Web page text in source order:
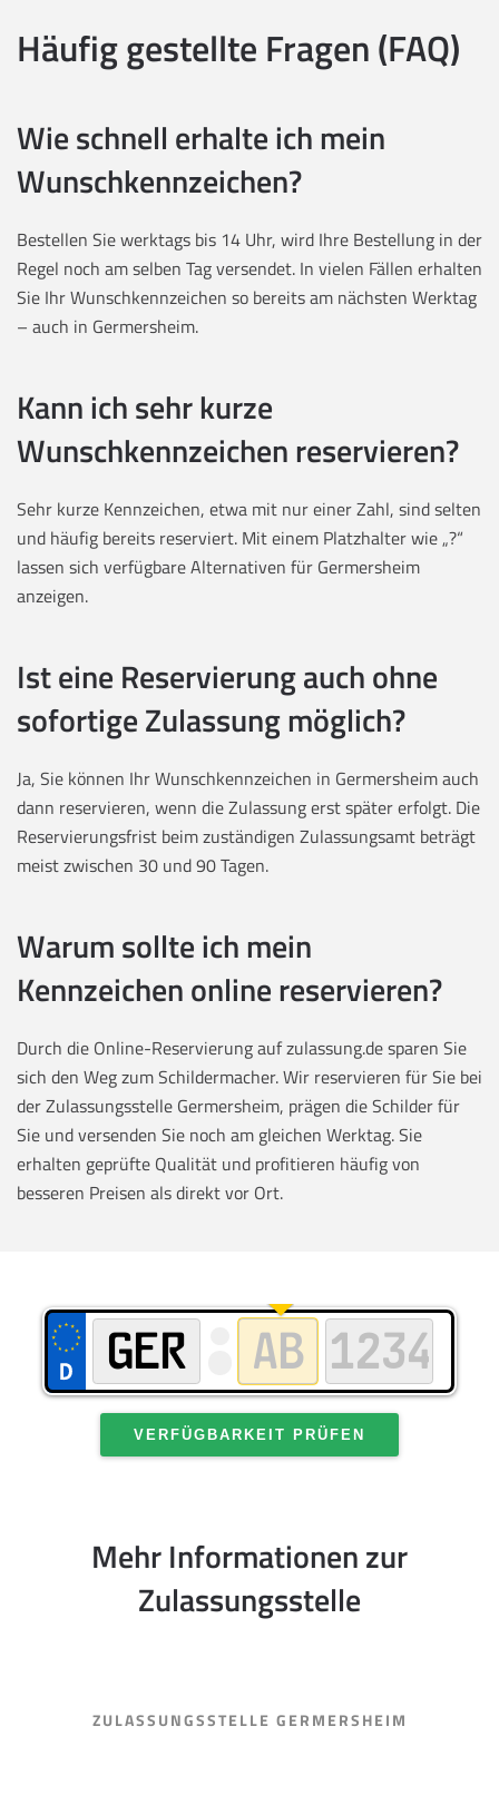
Häufig gestellte Fragen (FAQ)
Wie schnell erhalte ich mein
Wunschkennzeichen?
Bestellen Sie werktags bis 14 Uhr, wird Ihre Bestellung in der
Regel noch am selben Tag versendet. In vielen Fällen erhalten
Sie Ihr Wunschkennzeichen so bereits am nächsten Werktag
– auch in Germersheim.
Kann ich sehr kurze
Wunschkennzeichen reservieren?
Sehr kurze Kennzeichen, etwa mit nur einer Zahl, sind selten
und häufig bereits reserviert. Mit einem Platzhalter wie „?“
lassen sich verfügbare Alternativen für Germersheim
anzeigen.
Ist eine Reservierung auch ohne
sofortige Zulassung möglich?
Ja, Sie können Ihr Wunschkennzeichen in Germersheim auch
dann reservieren, wenn die Zulassung erst später erfolgt. Die
Reservierungsfrist beim zuständigen Zulassungsamt beträgt
meist zwischen 30 und 90 Tagen.
Warum sollte ich mein
Kennzeichen online reservieren?
Durch die Online-Reservierung auf zulassung.de sparen Sie
sich den Weg zum Schildermacher. Wir reservieren für Sie bei
der Zulassungsstelle Germersheim, prägen die Schilder für
Sie und versenden Sie noch am gleichen Werktag. Sie
erhalten geprüfte Qualität und profitieren häufig von
besseren Preisen als direkt vor Ort.
VERFÜGBARKEIT PRÜFEN
Mehr Informationen zur
Zulassungsstelle
ZULASSUNGSSTELLE GERMERSHEIM